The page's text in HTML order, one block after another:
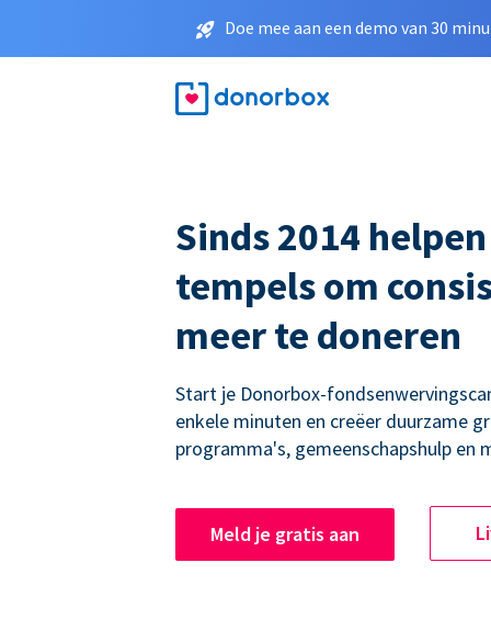
Doe mee aan een demo van 30
Sinds 2014
tempels om
meer te doneren
Start je Donorbox-
enkele minuten en creëer duurzame
programma's, gemeenschapshulp en
Meld je gratis aan